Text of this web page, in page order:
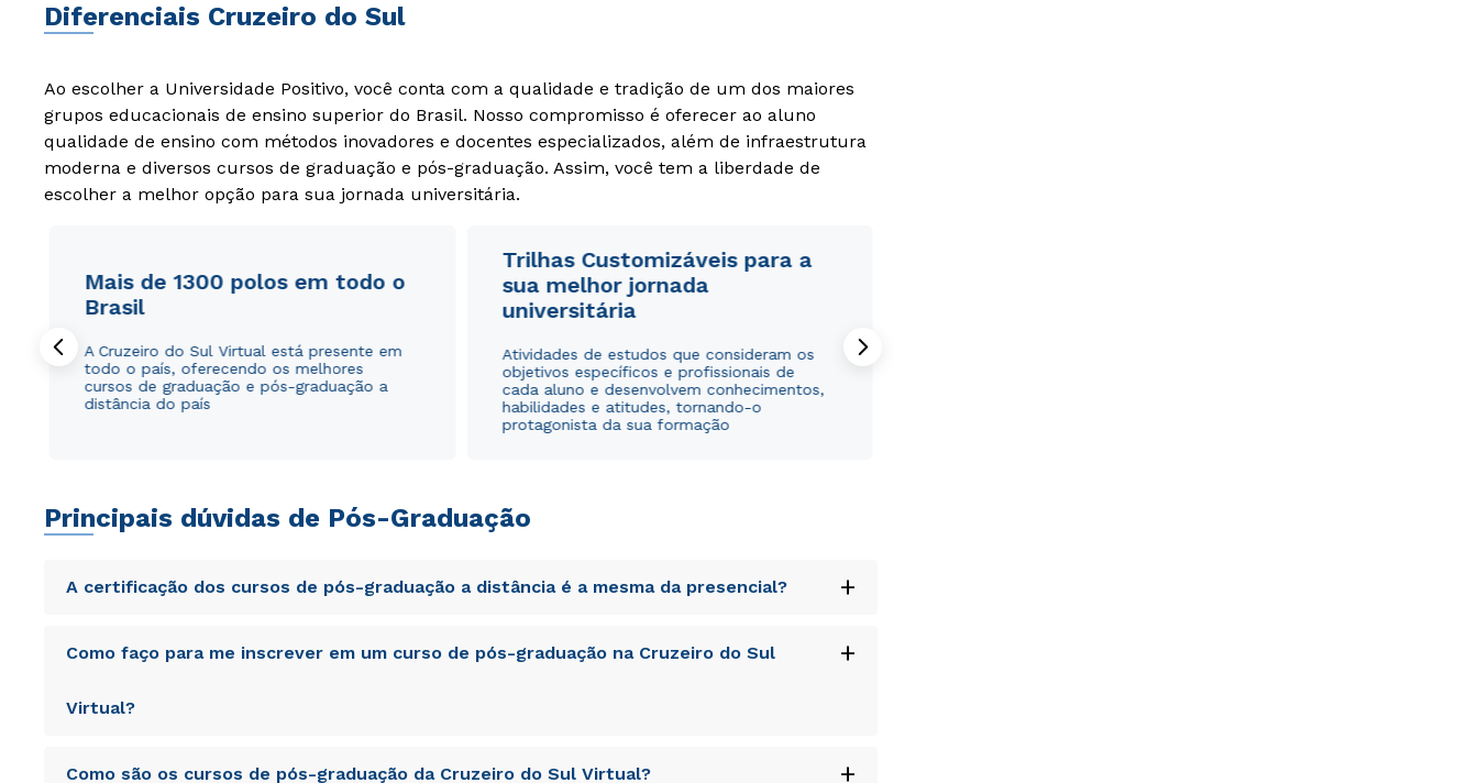
Diferenciais Cruzeiro do Sul
Ao escolher a Universidade Positivo, você conta com a qualidade e tradição de um dos maiores
grupos educacionais de ensino superior do Brasil. Nosso compromisso é oferecer ao aluno
qualidade de ensino com métodos inovadores e docentes especializados, além de infraestrutura
moderna e diversos cursos de graduação e pós-graduação. Assim, você tem a liberdade de
escolher a melhor opção para sua jornada universitária.
Mais de 1300 polos em todo o
Brasil
A Cruzeiro do Sul Virtual está presente em
todo o país, oferecendo os melhores
cursos de graduação e pós-graduação a
distância do país
Trilhas Customizáveis para a
sua melhor jornada
universitária
Atividades de estudos que consideram os
objetivos específicos e profissionais de
cada aluno e desenvolvem conhecimentos,
habilidades e atitudes, tornando-o
protagonista da sua formação
Principais dúvidas de Pós-Graduação
A certificação dos cursos de pós-graduação a distância é a mesma da presencial? +
totam rem aperiam, eaque ipsa quae ab illo inventore veritatis et quasi architecto beatae vitae dicta
consequuntur magni dolores eos qui ratione voluptatem sequi nesciunt.
Como faço para me inscrever em um curso de pós-graduação na Cruzeiro do Sul
Virtual?
+
Como são os cursos de pós-graduação da Cruzeiro do Sul Virtual? +
Rápido e fácil
Estou de acordo com aPolítica de Privacidade.
autorizo que meus dados sejam utilizados para o
envio de conteúdos da Universidade Positivo.
Rápido e fácil
Estou de acordo com aPolítica de Privacidade.
autorizo que meus dados sejam utilizados para o
envio de conteúdos da Cruzeiro do Sul.